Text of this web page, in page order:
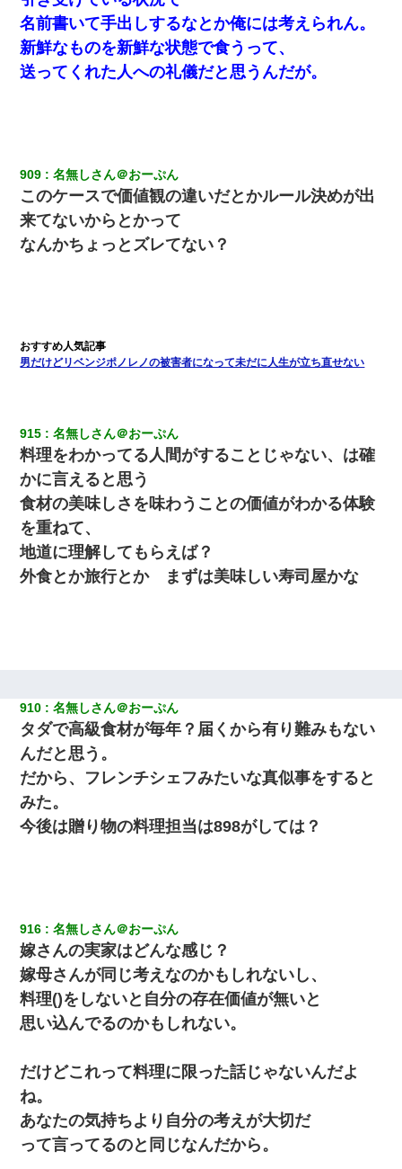
名前書いて手出しするなとか俺には考えられん。
新鮮なものを新鮮な状態で食うって、
送ってくれた人への礼儀だと思うんだが。
909 名無しさん＠おーぷん
このケースで価値観の違いだとかルール決めが出
来てないからとかって
なんかちょっとズレてない？
男だけどリベンジポノレノの被害者になって未だに人生が立ち直せない
915 名無しさん＠おーぷん
料理をわかってる人間がすることじゃない、は確
かに言えると思う
食材の美味しさを味わうことの価値がわかる体験
を重ねて、
地道に理解してもらえば？
外食とか旅行とか まずは美味しい寿司屋かな
910 名無しさん＠おーぷん
タダで高級食材が毎年？届くから有り難みもない
んだと思う。
だから、フレンチシェフみたいな真似事をすると
みた。
今後は贈り物の料理担当は898がしては？
916 名無しさん＠おーぷん
嫁さんの実家はどんな感じ？
嫁母さんが同じ考えなのかもしれないし、
料理()をしないと自分の存在価値が無いと
思い込んでるのかもしれない。
だけどこれって料理に限った話じゃないんだよ
ね。
あなたの気持ちより自分の考えが大切だ
って言ってるのと同じなんだから。